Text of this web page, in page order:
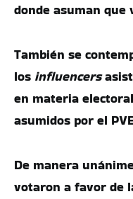
donde asuman
También se
los influencers
en materia
asumidos por el
De manera
votaron a favor de